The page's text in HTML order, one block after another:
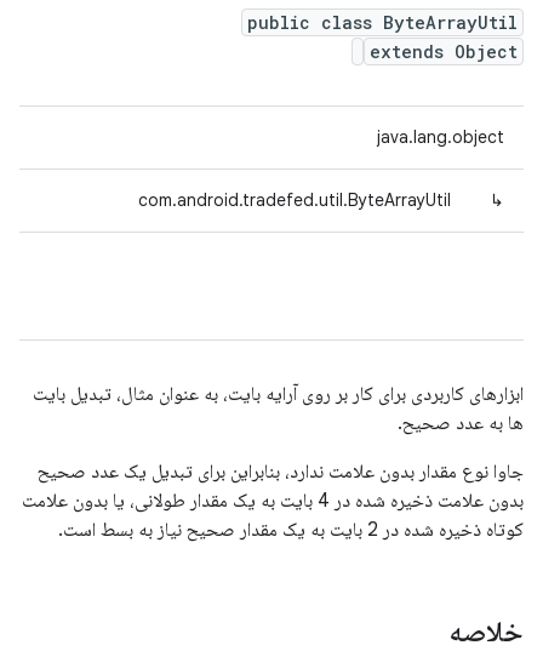
public class ByteArrayUtil
extends Object
java.lang.object
↳
com.android.tradefed.util.ByteArrayUtil
ابزارهای کاربردی برای کار بر روی آرایه بایت، به عنوان مثال، تبدیل بایت
ها به عدد صحیح.
جاوا نوع مقدار بدون علامت ندارد، بنابراین برای تبدیل یک عدد صحیح
بدون علامت ذخیره شده در 4 بایت به یک مقدار طولانی، یا بدون علامت
کوتاه ذخیره شده در 2 بایت به یک مقدار صحیح نیاز به بسط است.
خلاصه